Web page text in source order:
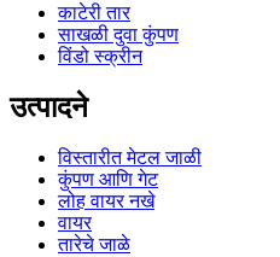
काटेरी तार
साखळी दुवा कुंपण
विंडो स्क्रीन
उत्पादने
विस्तारीत मेटल जाळी
कुंपण आणि गेट
लोह वायर नखे
वायर
तारेचे जाळे